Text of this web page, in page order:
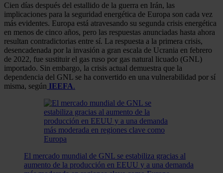
Cien días después del estallido de la guerra en Irán, las
implicaciones para la seguridad energética de Europa son cada vez
más evidentes. Europa está atravesando su segunda crisis energética
en menos de cinco años, pero las respuestas anunciadas hasta ahora
resultan contradictorias entre sí. La respuesta a la primera crisis,
desencadenada por la invasión a gran escala de Ucrania en febrero
de 2022, fue sustituir el gas ruso por gas natural licuado (GNL)
importado. Sin embargo, la crisis actual demuestra que la
dependencia del GNL se ha convertido en una vulnerabilidad por sí
misma, según IEEFA.
El mercado mundial de GNL se estabiliza gracias al
aumento de la producción en EEUU y a una demanda